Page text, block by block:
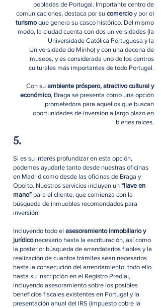
pobladas de Portugal. Importante centro de
comunicaciones, destaca por su comercioy por el
turismoque genera su casco histórico. Del mismo
modo, la ciudad cuenta con dos universidades (la
Universidade Católica Portuguesa y la
Universidade do Minho) y con una decena de
museos, y es considerada uno de los centros
culturales más importantes de todo Portugal.
Con su ambiente próspero, atractivo cultural y
económico, Braga se presenta como una opción
prometedora para aquellos que buscan
oportunidades de inversión a largo plazo en
bienes raíces.
5.
Si es su interés profundizar en esta opción,
podemos ayudarle tanto desde nuestras oficinas
en Madrid como desde las oficinas de Braga y
Oporto. Nuestros servicios incluyen un “llave en
mano” para el cliente, que comienza con la
búsqueda de inmuebles recomendados para
inversión.
Incluyendo todo el asesoramiento inmobiliario y
jurídiconecesario hasta la escrituración, así como
la posterior búsqueda de arrendatarios fiables y la
realización de cuantos trámites sean necesarios
hasta la consecución del arrendamiento, todo ello
hasta su inscripción en el Registro Predial,
incluyendo asesoramiento sobre los posibles
beneficios fiscales existentes en Portugal y la
presentación anual del IRS (impuesto cobre la